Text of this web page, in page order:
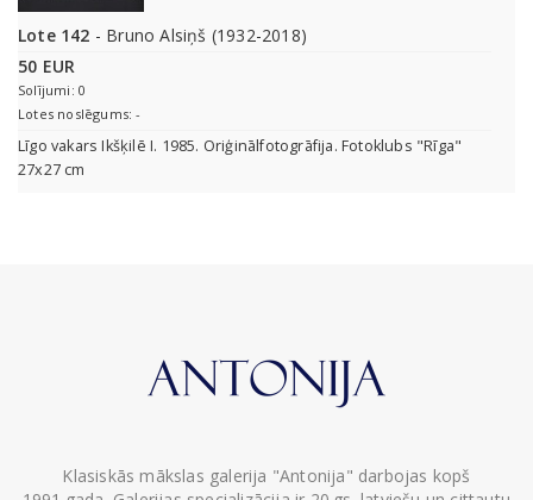
Lote 142 - Bruno Alsiņš (1932-2018)
50 EUR
Solījumi: 0
Lotes noslēgums: -
Līgo vakars Ikšķilē I. 1985. Oriģinālfotogrāfija. Fotoklubs "Rīga"
27x27 cm
Klasiskās mākslas galerija "Antonija" darbojas kopš